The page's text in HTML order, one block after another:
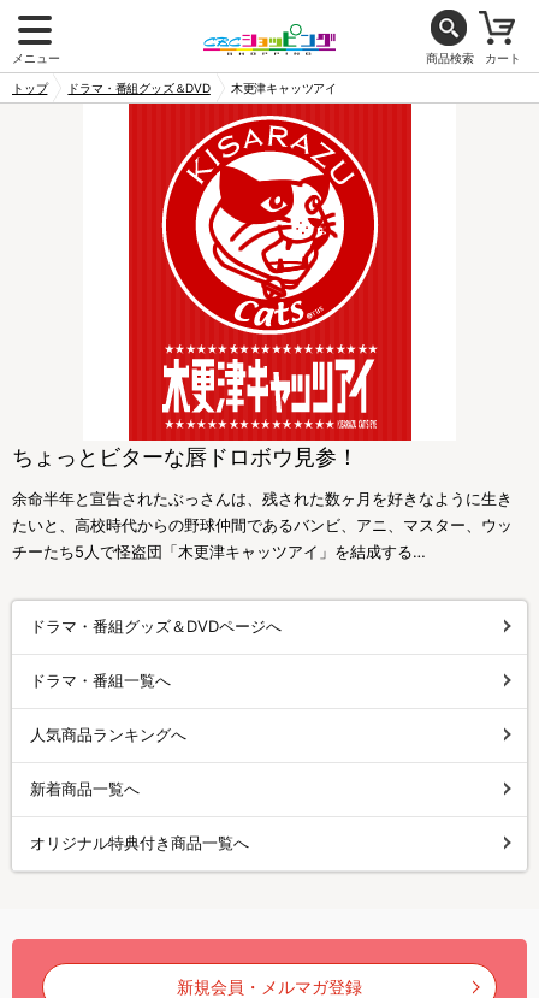
メニュー 商品検索 カート
トップ ドラマ・番組グッズ＆DVD 木更津キャッツアイ
ちょっとビターな唇ドロボウ見参！
余命半年と宣告されたぶっさんは、残された数ヶ月を好きなように生き
たいと、高校時代からの野球仲間であるバンビ、アニ、マスター、ウッ
チーたち5人で怪盗団「木更津キャッツアイ」を結成する…
ドラマ・番組グッズ＆DVDページへ
ドラマ・番組一覧へ
人気商品ランキングへ
新着商品一覧へ
オリジナル特典付き商品一覧へ
新規会員・メルマガ登録